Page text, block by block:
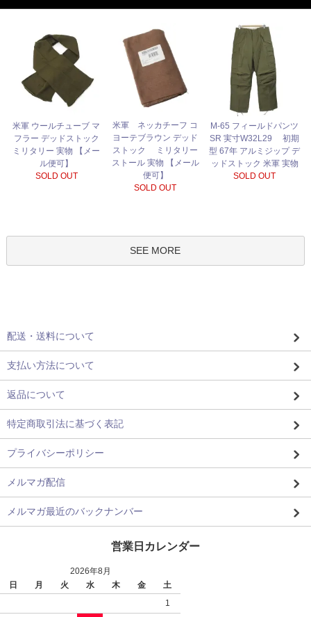
米軍 ウールチューブ マ
フラー デッドストック
ミリタリー 実物 【メー
ル便可】
SOLD OUT
米軍 ネッカチーフ コ
ヨーテブラウン デッド
ストック ミリタリー
ストール 実物 【メール
便可】
SOLD OUT
M-65 フィールドパンツ
SR 実寸W32L29 初期
型 67年 アルミジップ デ
ッドストック 米軍 実物
SOLD OUT
SEE MORE
配送・送料について
支払い方法について
返品について
特定商取引法に基づく表記
プライバシーポリシー
メルマガ配信
メルマガ最近のバックナンバー
営業日カレンダー
2026年8月
日
月 火 水 木 金
土
1